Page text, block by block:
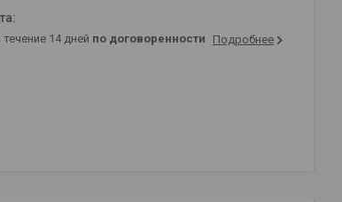
14 дней по договоренности Подробнее